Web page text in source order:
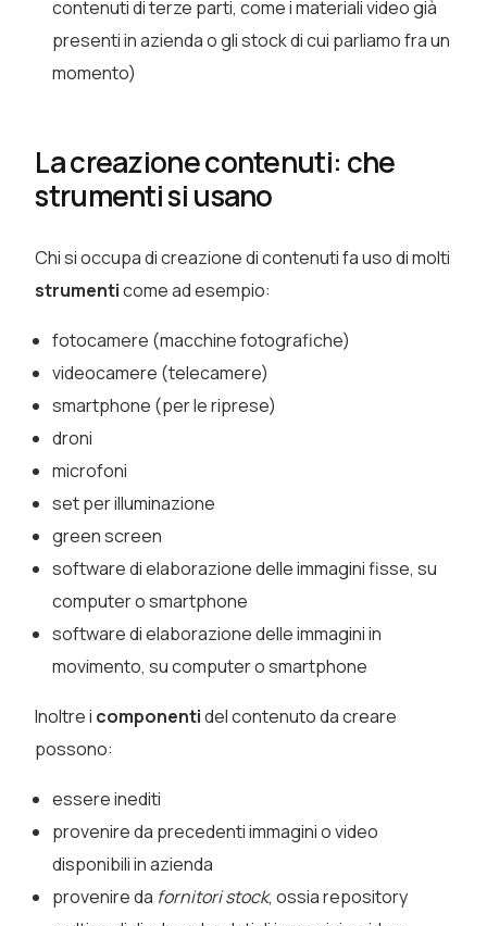
contenuti di terze parti, come i materiali video già
presenti in azienda o gli stock di cui parliamo fra un
momento)
La creazione contenuti: che
strumenti si usano
Chi si occupa dicreazione di contenuti fa uso di molti
strumenticome ad esempio:
fotocamere (macchine fotografiche)
videocamere (telecamere)
smartphone (per le riprese)
droni
microfoni
set per illuminazione
green screen
software di elaborazione delle immagini fisse, su
computer o smartphone
software di elaborazione delle immagini in
movimento, su computer o smartphone
Inoltre i componentidel contenuto da creare
possono:
essere inediti
provenire da precedenti immagini o video
disponibili in azienda
provenire da fornitori stock, ossia repository